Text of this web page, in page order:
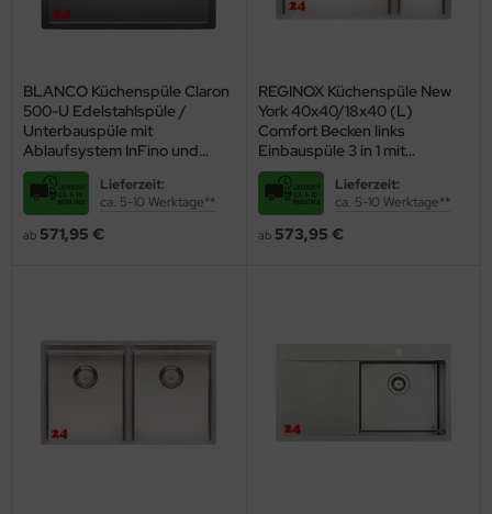
BLANCO Küchenspüle Claron
500-U Edelstahlspüle /
Unterbauspüle mit
Ablaufsystem InFino und
Handbetätigung
Lieferzeit:
ca. 5-10 Werktage**
ab 571,95 €
REGINOX Küchenspüle New
York 40x40/18x40 (L)
Comfort Becken links
Einbauspüle 3 in 1 mit
Flachrand Siebkorb als
StopfenventilLieferzeit:
ca. 5-10 Werktage**
ab 573,95 €